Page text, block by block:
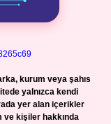
kurum veya şahıs
yalnızca kendi
yer alan içerikler
ve kişiler hakkında